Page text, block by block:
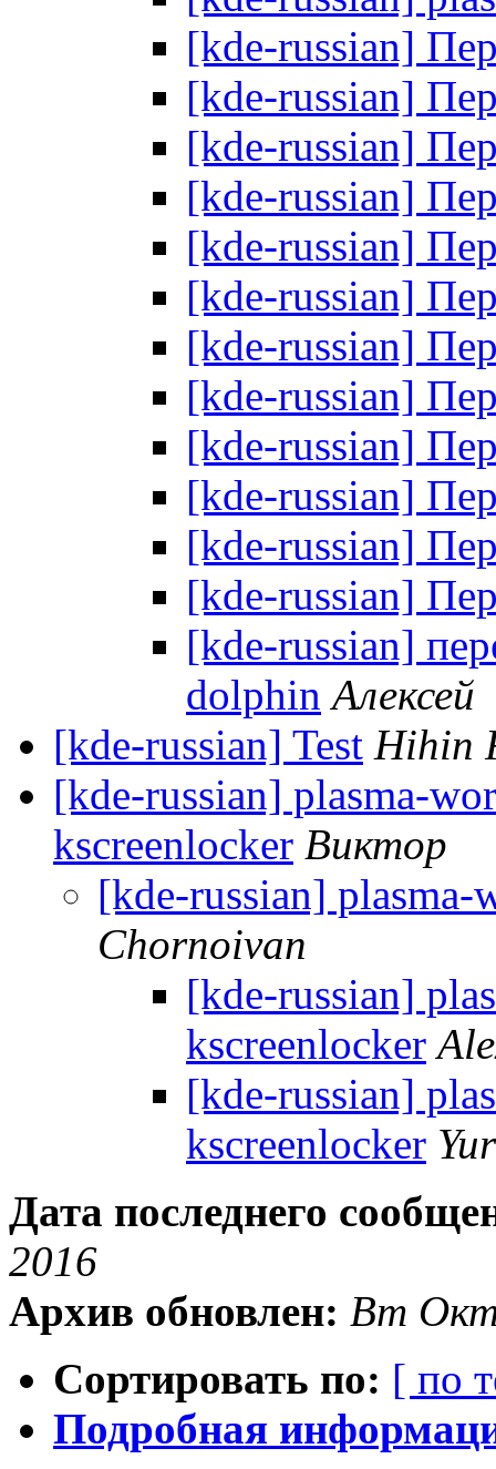
[kde-russian]
[kde-russian]
[kde-russian]
[kde-russian]
[kde-russian]
[kde-russian]
[kde-russian]
[kde-russian]
[kde-russian]
[kde-russian]
[kde-russian]
[kde-russian]
[kde-russian]
dolphin Алексей
[kde-russian] Test Hihin
[kde-russian] plasma-
kscreenlocker Виктор
[kde-russian] plasma-
Chornoivan
[kde-russian]
kscreenlocker
[kde-russian]
kscreenlocker
Дата последнего
2016
Архив обновлен: Вт Окт
Сортировать по: [ по
Подробная